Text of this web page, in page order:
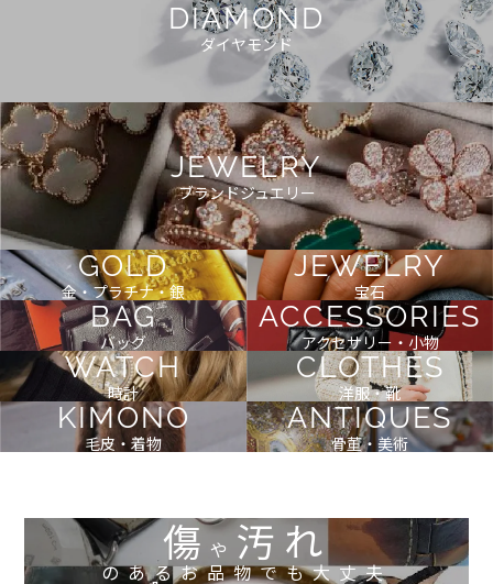
DIAMOND
ダイヤモンド
JEWELRY
ブランドジュエリー
GOLD
金・プラチナ・銀
JEWELRY
宝石
BAG
バッグ
ACCESSORIES
アクセサリー・小物
WATCH
時計
CLOTHES
洋服・靴
KIMONO
毛皮・着物
ANTIQUES
骨董・美術
傷や 汚れ
のあるお品物でも大丈夫